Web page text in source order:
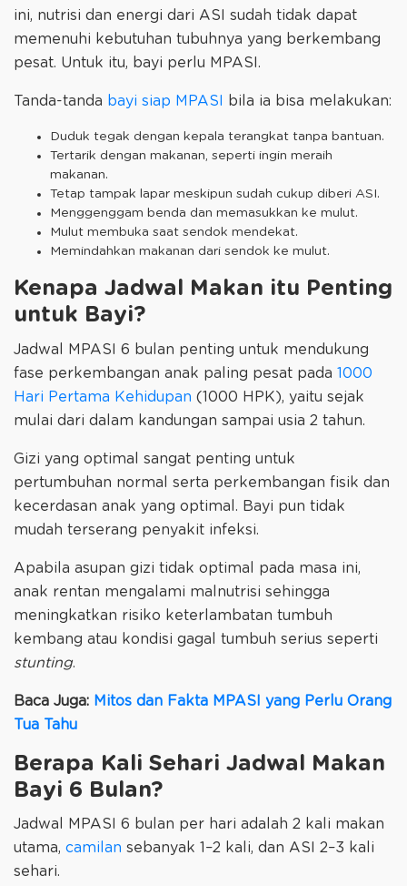
ini, nutrisi dan energi dari ASI sudah tidak dapat
memenuhi kebutuhan tubuhnya yang berkembang
pesat. Untuk itu, bayi perlu MPASI.
Tanda-tanda bayi siap MPASI bila ia bisa melakukan:
Duduk tegak dengan kepala terangkat tanpa bantuan.
Tertarik dengan makanan, seperti ingin meraih
makanan.
Tetap tampak lapar meskipun sudah cukup diberi ASI.
Menggenggam benda dan memasukkan ke mulut.
Mulut membuka saat sendok mendekat.
Memindahkan makanan dari sendok ke mulut.
Kenapa Jadwal Makan itu Penting
untuk Bayi?
Jadwal MPASI 6 bulan penting untuk mendukung
fase perkembangan anak paling pesat pada 1000
Hari Pertama Kehidupan (1000 HPK), yaitu sejak
mulai dari dalam kandungan sampai usia 2 tahun.
Gizi yang optimal sangat penting untuk
pertumbuhan normal serta perkembangan fisik dan
kecerdasan anak yang optimal. Bayi pun tidak
mudah terserang penyakit infeksi.
Apabila asupan gizi tidak optimal pada masa ini,
anak rentan mengalami malnutrisi sehingga
meningkatkan risiko keterlambatan tumbuh
kembang atau kondisi gagal tumbuh serius seperti
stunting.
Baca Juga: Mitos dan Fakta MPASI yang Perlu Orang
Tua Tahu
Berapa Kali Sehari Jadwal Makan
Bayi 6 Bulan?
Jadwal MPASI 6 bulan per hari adalah 2 kali makan
utama, camilan sebanyak 1–2 kali, dan ASI 2–3 kali
sehari.